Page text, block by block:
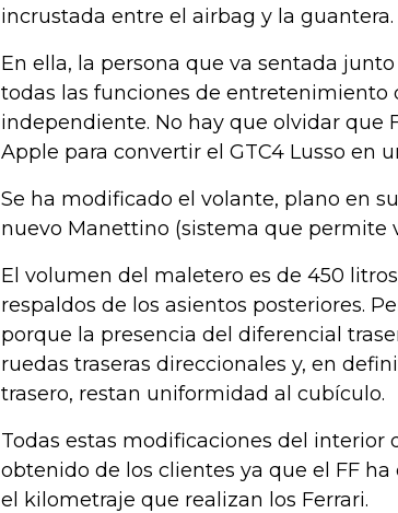
incrustada entre el airbag y la guantera.
En ella, la persona que va sentada
todas las funciones de entretenimiento
independiente. No hay que olvidar que
Apple para convertir el GTC4 Lusso en
Se ha modificado el volante, plano en
nuevo Manettino (sistema que permite
El volumen del maletero es de 450
respaldos de los asientos posteriores.
porque la presencia del diferencial
ruedas traseras direccionales y, en
trasero, restan uniformidad al cubículo.
Todas estas modificaciones del
obtenido de los clientes ya que el FF
el kilometraje que realizan los Ferrari.